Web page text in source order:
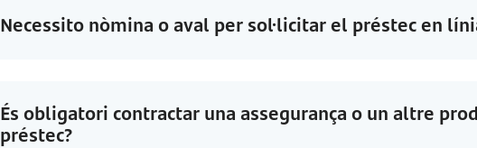
Necessito nòmina o aval per sol·licitar el préstec en
És obligatori contractar una assegurança o un altre
préstec?